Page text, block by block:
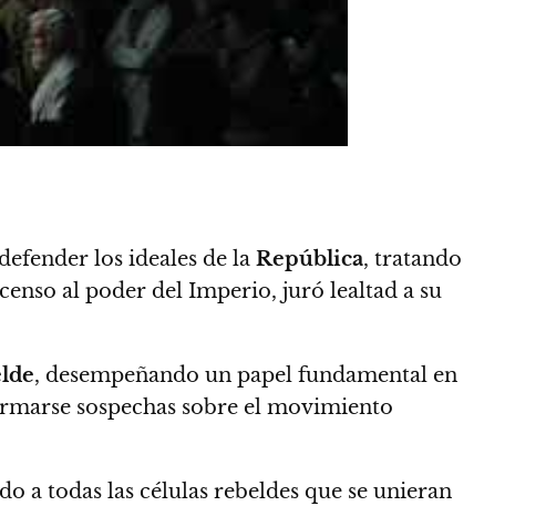
los ideales de la República, tratando
al poder del Imperio, juró lealtad a su
, desempeñando un papel fundamental en
sospechas sobre el movimiento
a todas las células rebeldes que se unieran